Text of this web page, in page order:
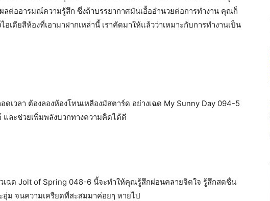
ลต่ออารมณ์ความรู้สึก ซึ่งถ้าบรรยากาศมันเอื้ออำนวยต่อการทำงาน คุณก็
ดียสีห้องที่เอามาฝากเหล่านี้ เราคัดมาให้แล้วว่าเหมาะกับการทำงานเป็น
เวลา ต้องลองห้องโทนเหลืองมัสตาร์ด อย่างเฉด My Sunny Day 094-5
และช่วยเพิ่มพลังบวกทางความคิดได้ดี
เฉด Jolt of Spring 048-6 นี้จะทำให้คุณรู้สึกผ่อนคลายจิตใจ รู้สึกสดชื่น
อุ่ม จนความเครียดที่สะสมมาค่อยๆ หายไป